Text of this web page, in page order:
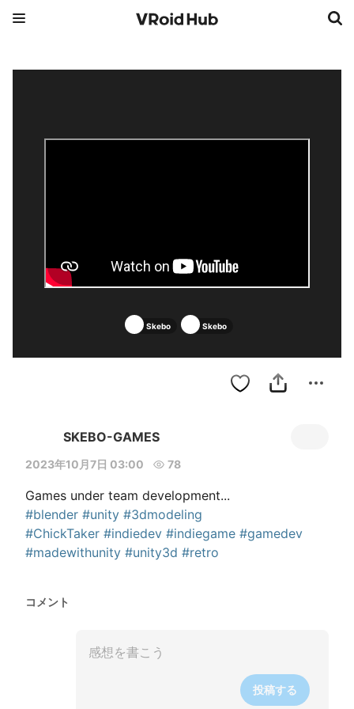
Skebo Skebo
SKEBO-GAMES
2023年10月7日 03:00 78
#blender #unity #3dmodeling
#ChickTaker #indiedev #indiegame #gamedev
#madewithunity #unity3d #retro
コメント
投稿する